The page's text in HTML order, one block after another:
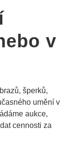
v
šperků,
umění v
aukce,
cennosti za